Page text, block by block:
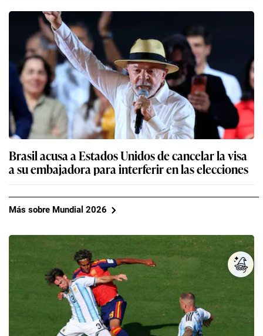
Brasil acusa a Estados Unidos de cancelar la visa
a su embajadora para interferir en las elecciones
Más sobre Mundial 2026